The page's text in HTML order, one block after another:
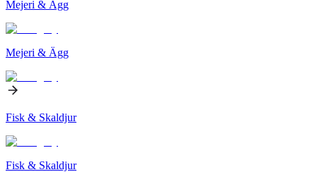
Mejeri & Ägg
Mejeri & Ägg
Fisk & Skaldjur
Fisk & Skaldjur